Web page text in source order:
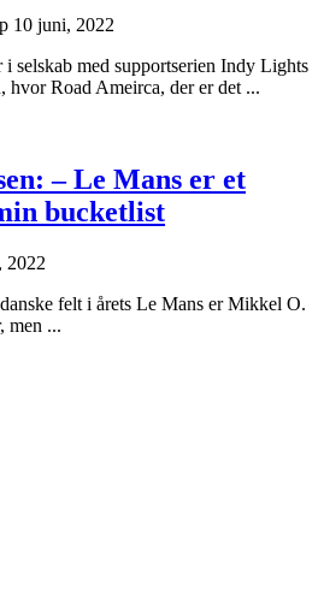
10 juni, 2022
selskab med supportserien Indy Lights
hvor Road Ameirca, der er det ...
– Le Mans er et
bucketlist
2022
felt i årets Le Mans er Mikkel O.
men ...